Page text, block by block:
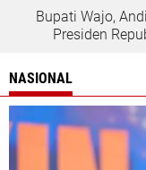
Bupati Wajo,
Presiden
NASIONAL